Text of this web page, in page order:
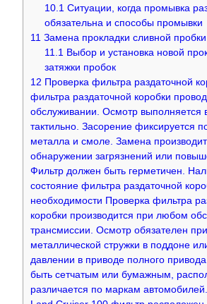
10.1 Ситуации, когда промывка
обязательна и способы промывки
11 Замена прокладки сливной пробки
11.1 Выбор и установка новой
затяжки пробок
12 Проверка фильтра раздаточной
фильтра раздаточной коробки
обслуживании. Осмотр выполняется
тактильно. Засорение фиксируется
металла и смоле. Замена
обнаружении загрязнений или
Фильтр должен быть герметичен.
состояние фильтра раздаточной
необходимости Проверка фильтра
коробки производится при любом
трансмиссии. Осмотр обязателен
металлической стружки в поддоне
давлении в приводе полного
быть сетчатым или бумажным,
различается по маркам